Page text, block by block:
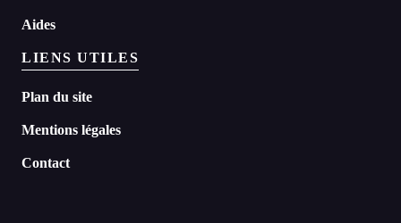
Aides
LIENS UTILES
Plan du site
Mentions légales
Contact